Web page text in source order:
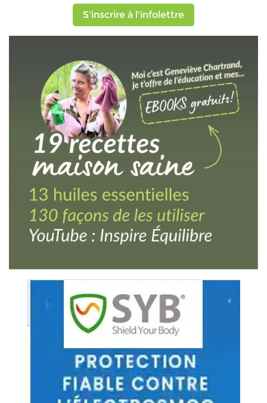
S'inscrire à l'infolettre